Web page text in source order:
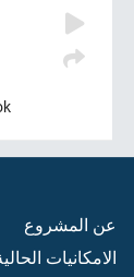
عن المشروع
الامكانيات